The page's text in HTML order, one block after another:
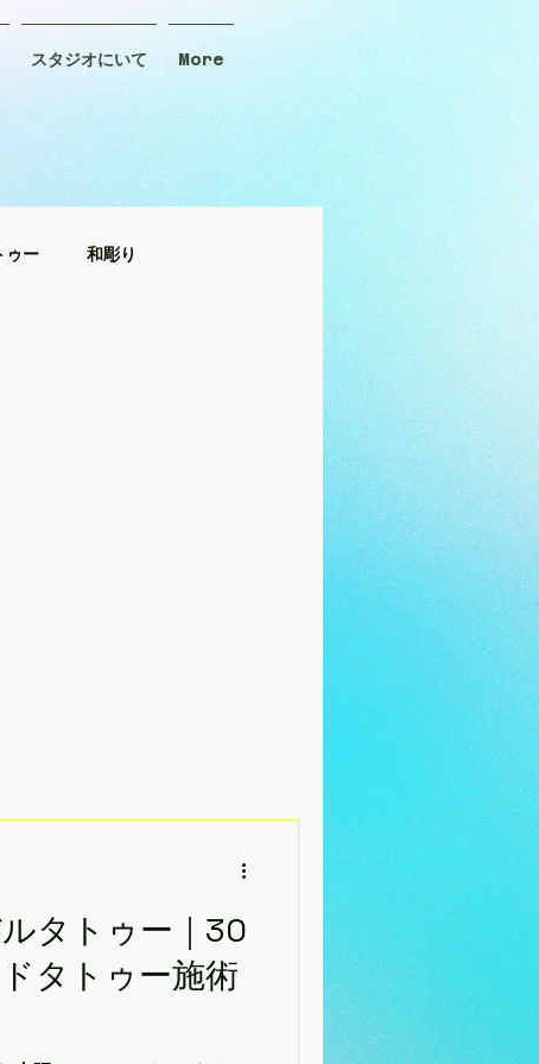
スタジオにいて More
ゥー 和彫り
タトゥー｜30
タトゥー施術